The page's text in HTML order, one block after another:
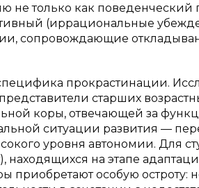
не только как поведенческий
(иррациональные
сопровождающие
прокрастинации.
старших
коры, отвечающей за
ситуации развития —
уровня автономии. Для
находящихся на этапе
приобретают особую остроту: